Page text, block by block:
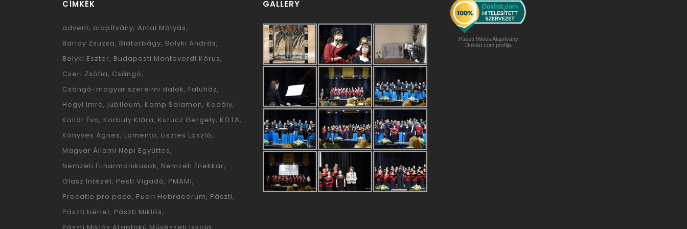
CÍMKÉK
advent alapítvány Antal Mátyás
Barlay Zsuzsa Biatorbágy Bolyki András
Bolyki Eszter Budapesti Monteverdi Kórus
Cseri Zsófia Csángó
Csángó-magyar szerelmi dalok Faluház
Hegyi Imre jubíleum Kamp Salamon Kodály
Kollár Éva Korbuly Klára Kurucz Gergely KÓTA
Könyves Ágnes Lamento Lisztes László
Magyar Állami Népi Együttes
Nemzeti Filharmonikusok Nemzeti Énekkar
Olasz Intézet Pesti Vigadó PMAMI
Precatio pro pace Pueri Hebraeorum Pászti
Pászti bérlet Pászti Miklós
GALLERY
Pászti Miklós Alapítvány
Doklist.com profilja